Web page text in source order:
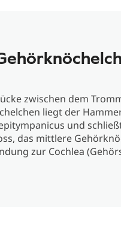
zwischen dem
liegt der
und
das mittlere
zur Cochlea